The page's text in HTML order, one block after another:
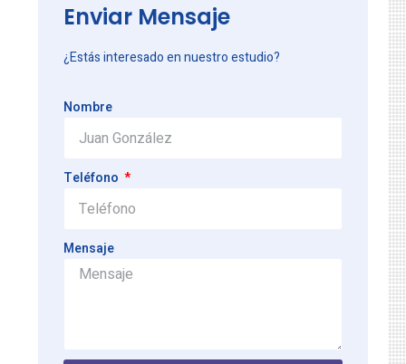
Enviar Mensaje
¿Estás interesado en nuestro estudio?
Nombre
Teléfono
Mensaje